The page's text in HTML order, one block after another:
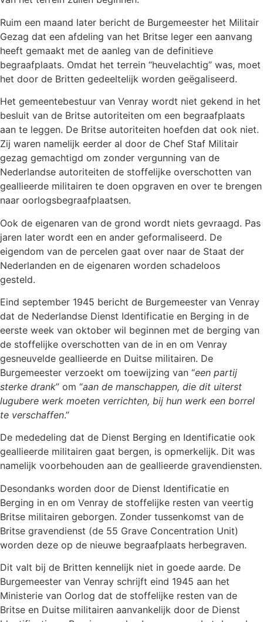
Ruim een maand later bericht de Burgemeester het Militair
Gezag dat een afdeling van het Britse leger een aanvang
heeft gemaakt met de aanleg van de definitieve
begraafplaats. Omdat het terrein “heuvelachtig” was, moet
het door de Britten gedeeltelijk worden geëgaliseerd.
Het gemeentebestuur van Venray wordt niet gekend in het
besluit van de Britse autoriteiten om een begraafplaats
aan te leggen. De Britse autoriteiten hoefden dat ook niet.
Zij waren namelijk eerder al door de Chef Staf Militair
gezag gemachtigd om zonder vergunning van de
Nederlandse autoriteiten de stoffelijke overschotten van
geallieerde militairen te doen opgraven en over te brengen
naar oorlogsbegraafplaatsen.
Ook de eigenaren van de grond wordt niets gevraagd. Pas
jaren later wordt een en ander geformaliseerd. De
eigendom van de percelen gaat over naar de Staat der
Nederlanden en de eigenaren worden schadeloos
gesteld.
Eind september 1945 bericht de Burgemeester van Venray
dat de Nederlandse Dienst Identificatie en Berging in de
eerste week van oktober wil beginnen met de berging van
de stoffelijke overschotten van de in en om Venray
gesneuvelde geallieerde en Duitse militairen. De
Burgemeester verzoekt om toewijzing van “een partij
sterke drank” om “aan de manschappen, die dit uiterst
lugubere werk moeten verrichten, bij hun werk een borrel
te verschaffen.”
De mededeling dat de Dienst Berging en Identificatie ook
geallieerde militairen gaat bergen, is opmerkelijk. Dit was
namelijk voorbehouden aan de geallieerde gravendiensten.
Desondanks worden door de Dienst Identificatie en
Berging in en om Venray de stoffelijke resten van veertig
Britse militairen geborgen. Zonder tussenkomst van de
Britse gravendienst (de 55 Grave Concentration Unit)
worden deze op de nieuwe begraafplaats herbegraven.
Dit valt bij de Britten kennelijk niet in goede aarde. De
Burgemeester van Venray schrijft eind 1945 aan het
Ministerie van Oorlog dat de stoffelijke resten van de
Britse en Duitse militairen aanvankelijk door de Dienst